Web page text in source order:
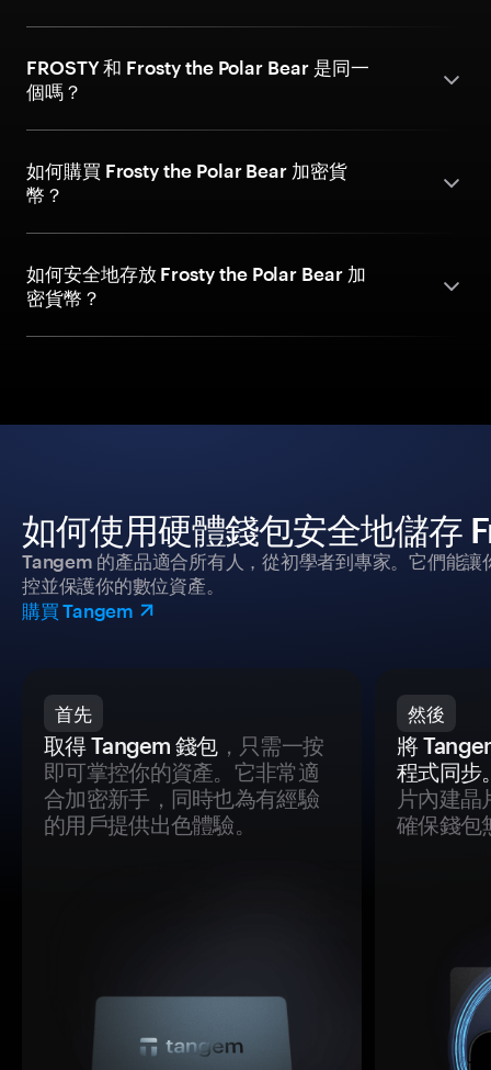
FROSTY 和 Frosty the Polar Bear 是同一
個嗎？
如何購買 Frosty the Polar Bear 加密貨
幣？
如何安全地存放 Frosty the Polar Bear 加
密貨幣？
如何使用硬體錢包安全地儲存
Tangem 的產品適合所有人，從初學者到專家。它們能
控並保護你的數位資產。
購買 Tangem
首先
取得 Tangem 錢包，只需一按
即可掌控你的資產。它非常適
合加密新手，同時也為有經驗
的用戶提供出色體驗。
然後
將
程式同步
片內建晶
確保錢包